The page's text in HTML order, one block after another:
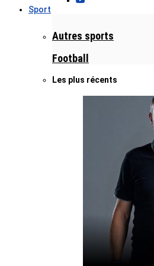
Sport
Autres sports
Football
Les plus récents